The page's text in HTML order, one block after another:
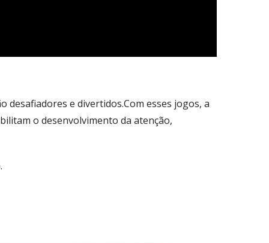
e divertidos.Com esses jogos, a
o desenvolvimento da atenção,